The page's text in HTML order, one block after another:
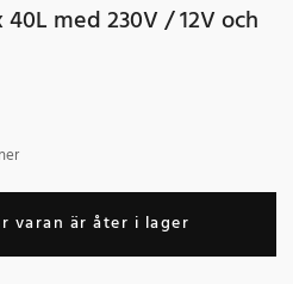
med 230V / 12V och
varan är åter i lager